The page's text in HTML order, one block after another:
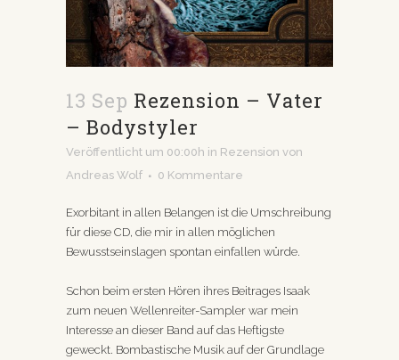
13 Sep Rezension – Vater
– Bodystyler
Veröffentlicht um 00:00h in Rezension von
Andreas Wolf
0 Kommentare
Exorbitant in allen Belangen ist die Umschreibung
für diese CD, die mir in allen möglichen
Bewusstseinslagen spontan einfallen würde.
Schon beim ersten Hören ihres Beitrages Isaak
zum neuen Wellenreiter-Sampler war mein
Interesse an dieser Band auf das Heftigste
geweckt. Bombastische Musik auf der Grundlage